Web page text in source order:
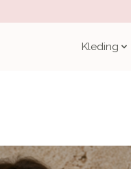
Kleding